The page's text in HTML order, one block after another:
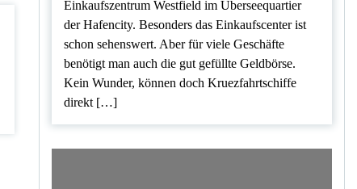
Einkaufszentrum Westfield im Überseequartier
der Hafencity. Besonders das Einkaufscenter ist
schon sehenswert. Aber für viele Geschäfte
benötigt man auch die gut gefüllte Geldbörse.
Kein Wunder, können doch Kruezfahrtschiffe
direkt […]